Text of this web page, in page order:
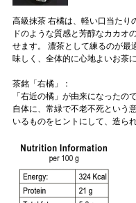
高級抹茶 右橘は、軽い口当たり
ドのような質感と芳醇なカカオ
せます。 濃茶として練るのが最
味しく、全体的に心地よいお茶に
茶銘「右橘」：
「右近の橘」が由来になったの
自体に、常緑で不老不死という
いるものをヒントにして、造ら